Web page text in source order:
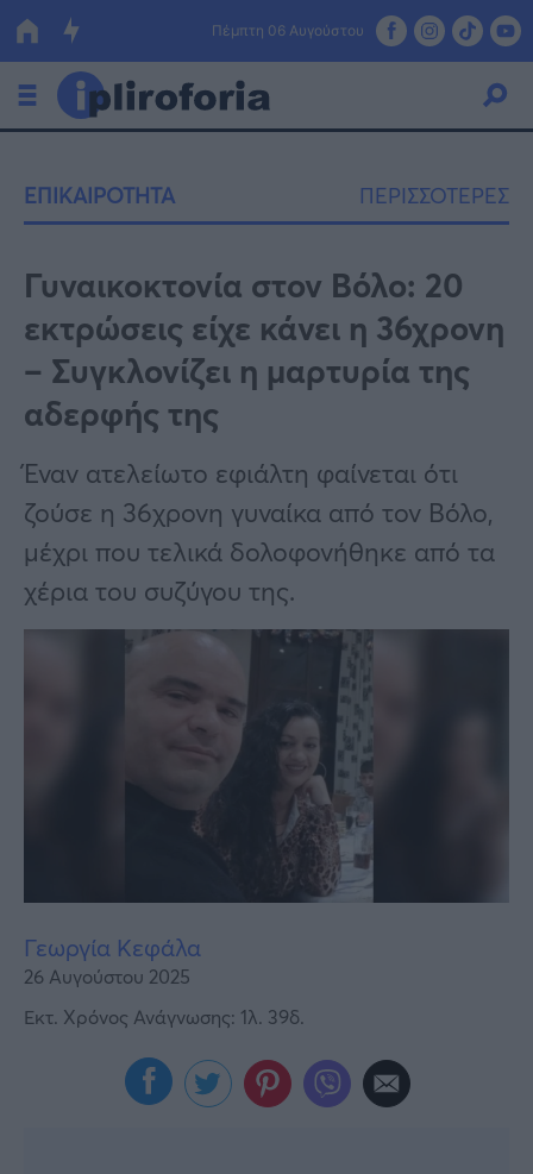
Πέμπτη 06 Αυγούστου
Οικονομία
Πολιτική
Τράπεζες
Επιδοτήσεις
ΕΣΠΑ
Κόσμος
Lifestyle
Αθλητικά
Υγεία
Γυναίκα
ΕΠΙΚΑΙΡΟΤΗΤΑ ΠΕΡΙΣΣΟΤΕΡΕΣ
Γυναικοκτονία στον Βόλο: 20
εκτρώσεις είχε κάνει η 36χρονη
– Συγκλονίζει η μαρτυρία της
αδερφής της
Έναν ατελείωτο εφιάλτη φαίνεται ότι
ζούσε η 36χρονη γυναίκα από τον Βόλο,
μέχρι που τελικά δολοφονήθηκε από τα
χέρια του συζύγου της.
Γεωργία Κεφάλα
26 Αυγούστου 2025
Εκτ. Χρόνος Ανάγνωσης: 1λ. 39δ.